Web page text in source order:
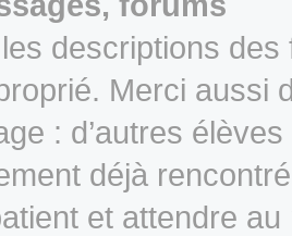
descriptions
Merci aussi
: d’autres
déjà
et attendre